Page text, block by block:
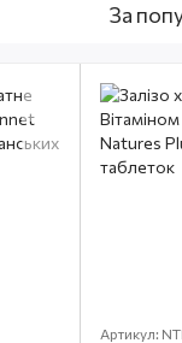
За
Артикул: